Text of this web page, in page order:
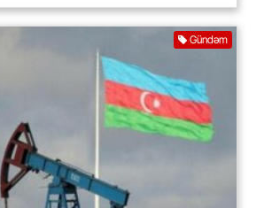
Gündəm